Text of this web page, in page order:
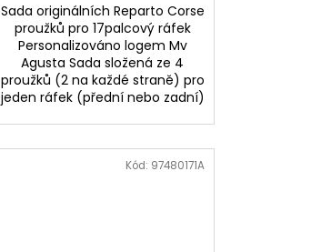
Sada originálních Reparto Corse
proužků pro 17palcový ráfek
Personalizováno logem Mv
Agusta Sada složená ze 4
proužků (2 na každé straně) pro
jeden ráfek (přední nebo zadní)
Kód: 97480171A